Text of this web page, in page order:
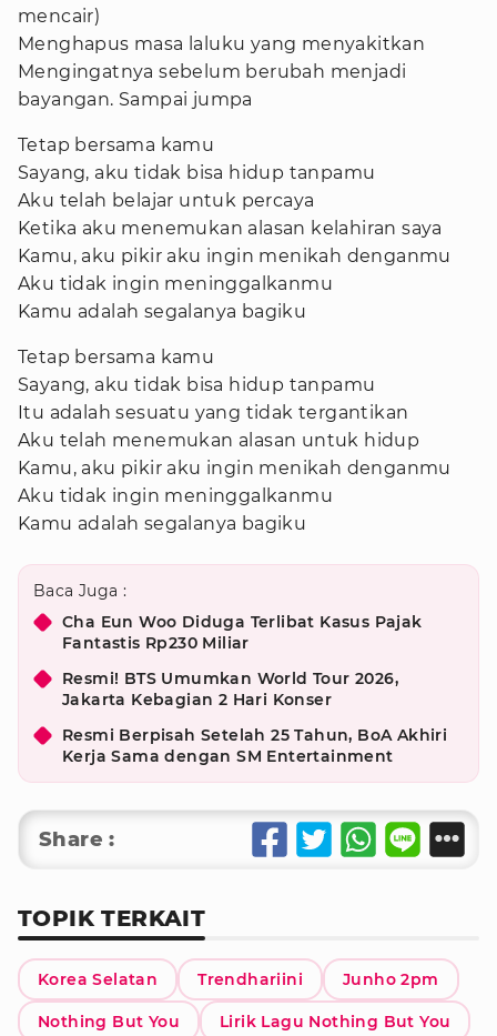
mencair)
Menghapus masa laluku yang menyakitkan
Mengingatnya sebelum berubah menjadi
bayangan. Sampai jumpa
Tetap bersama kamu
Sayang, aku tidak bisa hidup tanpamu
Aku telah belajar untuk percaya
Ketika aku menemukan alasan kelahiran saya
Kamu, aku pikir aku ingin menikah denganmu
Aku tidak ingin meninggalkanmu
Kamu adalah segalanya bagiku
Tetap bersama kamu
Sayang, aku tidak bisa hidup tanpamu
Itu adalah sesuatu yang tidak tergantikan
Aku telah menemukan alasan untuk hidup
Kamu, aku pikir aku ingin menikah denganmu
Aku tidak ingin meninggalkanmu
Kamu adalah segalanya bagiku
Baca Juga :
Cha Eun Woo Diduga Terlibat Kasus Pajak
Fantastis Rp230 Miliar
Resmi! BTS Umumkan World Tour 2026,
Jakarta Kebagian 2 Hari Konser
Resmi Berpisah Setelah 25 Tahun, BoA Akhiri
Kerja Sama dengan SM Entertainment
Share :
TOPIK TERKAIT
Korea Selatan Trendhariini Junho 2pm
Nothing But You Lirik Lagu Nothing But You